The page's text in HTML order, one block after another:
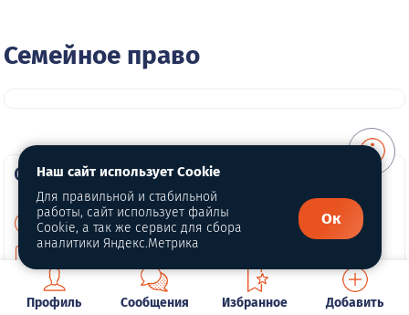
Семейное право
О портале
О нас
Для правообладателей
Политика конфиденциальности
Профиль Сообщения Избранное Добавить
Наш сайт использует Cookie
Для правильной и стабильной
работы, сайт использует файлы
Cookie, а так же сервис для сбора
аналитики Яндекс.Метрика
Ок